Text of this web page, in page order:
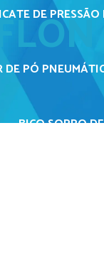
DE
DE PÓ
BICO SOPRO
BICO
ESCOVA